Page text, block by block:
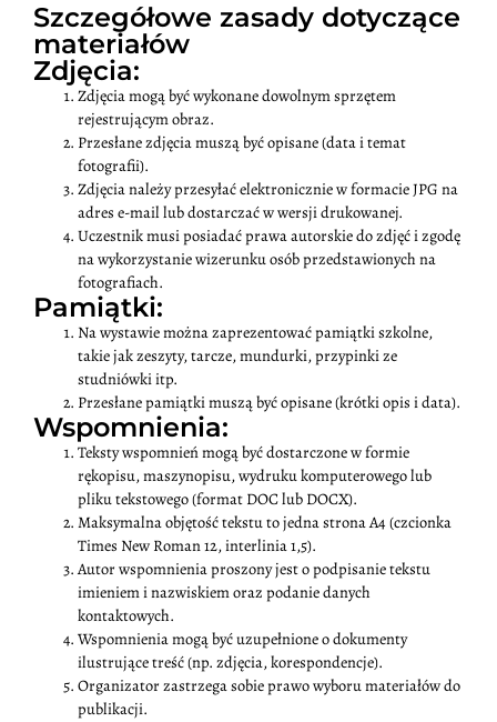
Szczegółowe zasady dotyczące
materiałów
Zdjęcia:
Zdjęcia mogą być wykonane dowolnym sprzętem
rejestrującym obraz.
Przesłane zdjęcia muszą być opisane (data i temat
fotografii).
Zdjęcia należy przesyłać elektronicznie w formacie JPG na
adres e-mail lub dostarczać w wersji drukowanej.
Uczestnik musi posiadać prawa autorskie do zdjęć i zgodę
na wykorzystanie wizerunku osób przedstawionych na
fotografiach.
Pamiątki:
Na wystawie można zaprezentować pamiątki szkolne,
takie jak zeszyty, tarcze, mundurki, przypinki ze
studniówki itp.
Przesłane pamiątki muszą być opisane (krótki opis i data).
Wspomnienia:
Teksty wspomnień mogą być dostarczone w formie
rękopisu, maszynopisu, wydruku komputerowego lub
pliku tekstowego (format DOC lub DOCX).
Maksymalna objętość tekstu to jedna strona A4 (czcionka
Times New Roman 12, interlinia 1,5).
Autor wspomnienia proszony jest o podpisanie tekstu
imieniem i nazwiskiem oraz podanie danych
kontaktowych.
Wspomnienia mogą być uzupełnione o dokumenty
ilustrujące treść (np. zdjęcia, korespondencje).
Organizator zastrzega sobie prawo wyboru materiałów do
publikacji.